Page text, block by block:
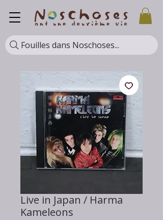
Fouilles dans Noschoses...
Live in Japan / Harma
Kameleons